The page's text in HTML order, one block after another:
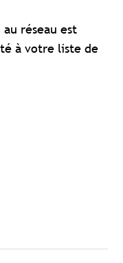
réseau est
à votre liste de